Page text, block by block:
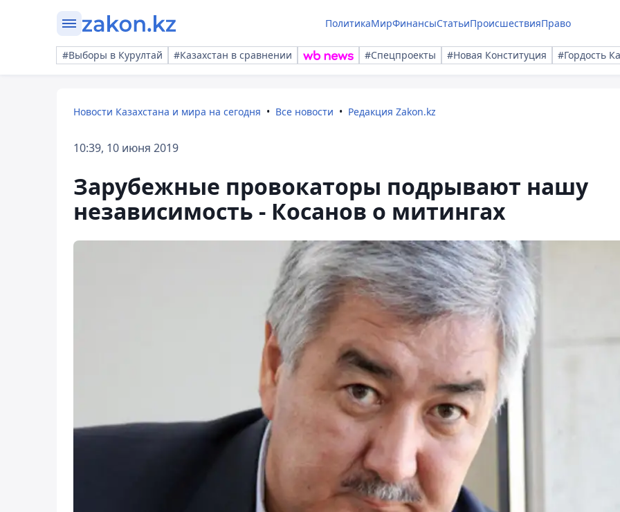
ПолитикаМирФинансыСтатьиПроисшествияПраво
#Выборы в Курултай #Казахстан в сравнении #Спецпроекты #Новая Конституция #Гордость
Новости Казахстана и мира на сегодня Все новости Редакция Zakon.kz
10:39, 10 июня 2019
Зарубежные провокаторы подрывают нашу
независимость - Косанов о митингах